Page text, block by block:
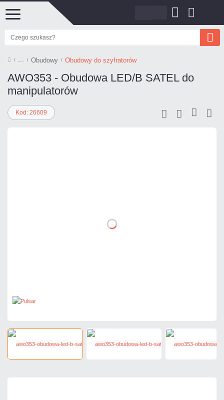
Obudowy Obudowy do szyfratorów
AWO353 - Obudowa LED/B SATEL do
manipulatorów
Kod: 26609